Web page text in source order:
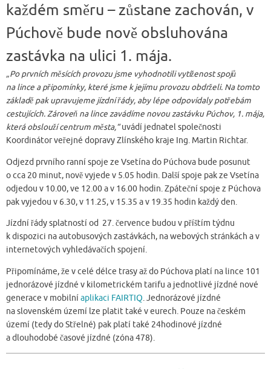
každém směru – zůstane zachován, v
Púchově bude nově obsluhována
zastávka na ulici 1. mája.
„Po prvních měsících provozu jsme vyhodnotili vytíženost spojů
na lince a připomínky, které jsme k jejímu provozu obdrželi. Na tomto
základě pak upravujeme jízdní řády, aby lépe odpovídaly potřebám
cestujících. Zároveň na lince zavádíme novou zastávku Púchov, 1. mája,
která obslouží centrum města,“uvádí jednatel společnosti
Koordinátor veřejné dopravy Zlínského kraje Ing. Martin Richtar.
Odjezd prvního ranní spoje ze Vsetína do Púchova bude posunut
o cca 20 minut, nově vyjede v 5.05 hodin. Další spoje pak ze Vsetína
odjedou v 10.00, ve 12.00 a v 16.00 hodin. Zpáteční spoje z Púchova
pak vyjedou v 6.30, v 11.25, v 15.35 a v 19.35 hodin každý den.
Jízdní řády splatností od 27. července budou v příštím týdnu
k dispozici na autobusových zastávkách, na webových stránkách a v
internetových vyhledávačích spojení.
Připomínáme, že v celé délce trasy až do Púchova platí na lince 101
jednorázové jízdné v kilometrickém tarifu a jednotlivé jízdné nové
generace v mobilníaplikaci FAIRTIQ. Jednorázové jízdné
na slovenském území lze platit také v eurech. Pouze na českém
území (tedy do Střelné) pak platí také 24hodinové jízdné
a dlouhodobé časové jízdné (zóna 478).